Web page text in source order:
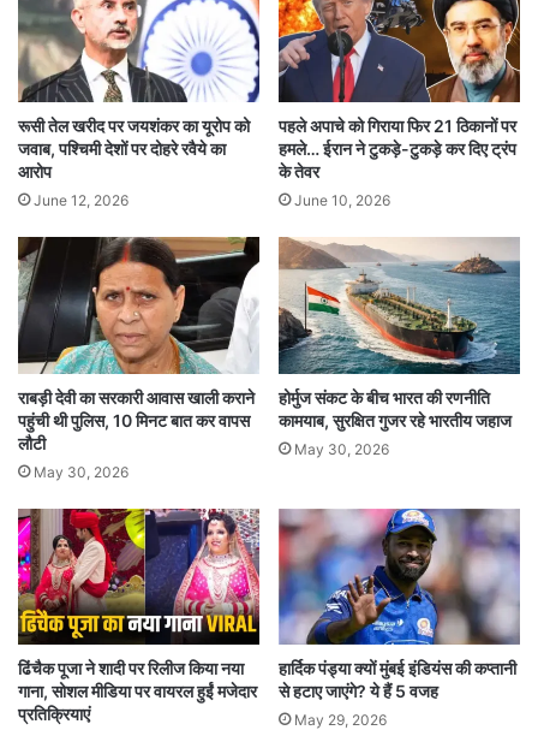
पंजाब में बाढ़ से हालात सबसे ज्यादा गंभीर हैं। अब तक 43
लोगों की मौत हो चुकी है। 23 जिलों के 1,655 गांव
प्रभावित हैं और 3.55 लाख से अधिक लोग मुसीबत में हैं।
1.71 लाख हेक्टेयर फसल पूरी तरह बर्बाद हो गई है।
हालांकि, अगले 5 दिनों तक यहां बारिश का कोई अलर्ट नहीं
है, जिससे राहत की उम्मीद है।
जम्मू-कश्मीर में बारिश और लैंडस्लाइड से संपर्क व्यवस्था पूरी
तरह टूट गई है। जम्मू-श्रीनगर नेशनल हाईवे सहित कई
सड़कें बंद हो गईं। रामबन जिले में 283 घर क्षतिग्रस्त हुए
और 950 लोगों को सुरक्षित निकाला गया। कश्मीर में 6
सितंबर तक स्कूल और कॉलेज बंद रखे गए हैं। देश के
अलग-अलग हिस्सों में बारिश और बाढ़ से जनजीवन अस्त-
व्यस्त है। मथुरा, उज्जैन, रतलाम और हिमाचल के कुल्लू में
भी जलभराव और हादसों की खबरें सामने आई हैं। मौसम
विभाग ने कई राज्यों में अलर्ट जारी किया है।
रूसी तेल खरीद पर जयशंकर का यूरोप को
जवाब, पश्चिमी देशों पर दोहरे रवैये का
आरोप
June 12, 2026
पहले अपाचे को गिराया फिर 21 ठिकानों पर
हमले… ईरान ने टुकड़े-टुकड़े कर दिए ट्रंप
के तेवर
June 10, 2026
राबड़ी देवी का सरकारी आवास खाली कराने
पहुंची थी पुलिस, 10 मिनट बात कर वापस
लौटी
May 30, 2026
होर्मुज संकट के बीच भारत की रणनीति
कामयाब, सुरक्षित गुजर रहे भारतीय जहाज
May 30, 2026
ढिंचैक पूजा ने शादी पर रिलीज किया नया
गाना, सोशल मीडिया पर वायरल हुईं मजेदार
प्रतिक्रियाएं
हार्दिक पंड्या क्यों मुंबई इंडियंस की कप्तानी
से हटाए जाएंगे? ये हैं 5 वजह
May 29, 2026